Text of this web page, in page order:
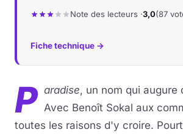
Note des lecteurs ·3,0(87
Fiche technique →
P aradise, un nom qui augure
Avec Benoît Sokal aux
toutes les raisons d'y croire.